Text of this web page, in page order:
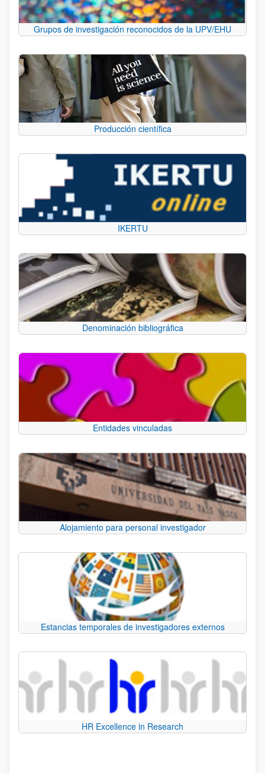
Grupos de investigación reconocidos de la UPV/EHU
Producción científica
IKERTU
Denominación bibliográfica
Entidades vinculadas
Alojamiento para personal investigador
Estancias temporales de investigadores externos
HR Excellence in Research